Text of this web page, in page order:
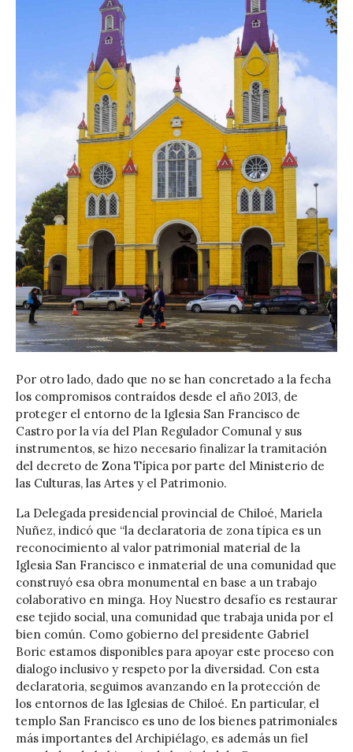
Por otro lado, dado que no se han concretado a la fecha
los compromisos contraídos desde el año 2013, de
proteger el entorno de la Iglesia San Francisco de
Castro por la vía del Plan Regulador Comunal y sus
instrumentos, se hizo necesario finalizar la tramitación
del decreto de Zona Típica por parte del Ministerio de
las Culturas, las Artes y el Patrimonio.
La Delegada presidencial provincial de Chiloé, Mariela
Nuñez, indicó que “la declaratoria de zona típica es un
reconocimiento al valor patrimonial material de la
Iglesia San Francisco e inmaterial de una comunidad que
construyó esa obra monumental en base a un trabajo
colaborativo en minga. Hoy Nuestro desafío es restaurar
ese tejido social, una comunidad que trabaja unida por el
bien común. Como gobierno del presidente Gabriel
Boric estamos disponibles para apoyar este proceso con
dialogo inclusivo y respeto por la diversidad. Con esta
declaratoria, seguimos avanzando en la protección de
los entornos de las Iglesias de Chiloé. En particular, el
templo San Francisco es uno de los bienes patrimoniales
más importantes del Archipiélago, es además un fiel